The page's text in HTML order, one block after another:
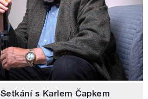
Setkání s Karlem Čapkem